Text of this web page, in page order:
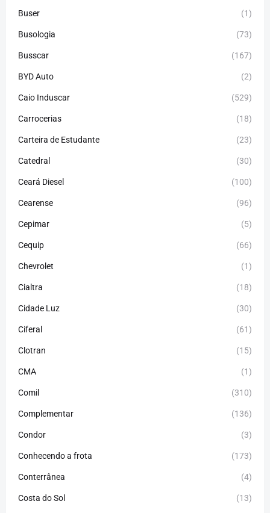
Buser (1)
Busologia (73)
Busscar (167)
BYD Auto (2)
Caio Induscar (529)
Carrocerias (18)
Carteira de Estudante (23)
Catedral (30)
Ceará Diesel (100)
Cearense (96)
Cepimar (5)
Cequip (66)
Chevrolet (1)
Cialtra (18)
Cidade Luz (30)
Ciferal (61)
Clotran (15)
CMA (1)
Comil (310)
Complementar (136)
Condor (3)
Conhecendo a frota (173)
Conterrânea (4)
Costa do Sol (13)